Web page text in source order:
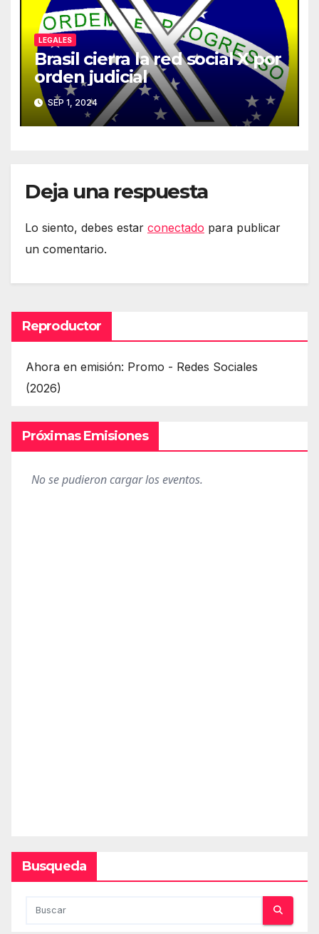
LEGALES
Brasil cierra la red social X por
orden judicial
SEP 1, 2024
Deja una respuesta
Lo siento, debes estar conectado para publicar
un comentario.
Reproductor
Ahora en emisión: Promo - Redes Sociales
(2026)
Próximas Emisiones
Busqueda